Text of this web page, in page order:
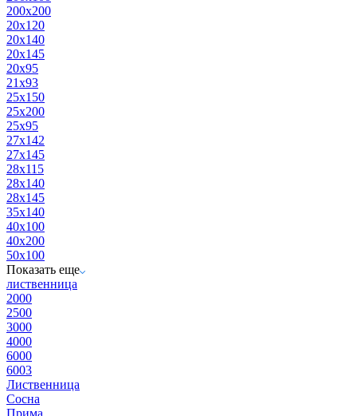
200x200
20x120
20x140
20x145
20x95
21x93
25x150
25x200
25x95
27x142
27x145
28x115
28x140
28x145
35x140
40x100
40x200
50x100
Показать еще
лиственница
2000
2500
3000
4000
6000
6003
Лиственница
Сосна
Прима